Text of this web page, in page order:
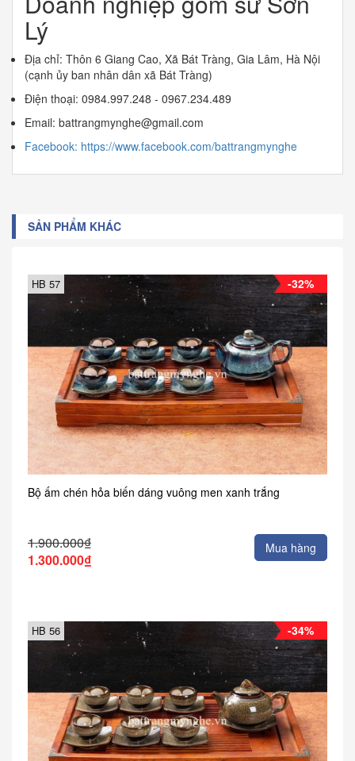
Lý
Địa chỉ: Thôn 6 Giang Cao, Xã Bát Tràng, Gia Lâm, Hà Nội
(cạnh ủy ban nhân dân xã Bát Tràng)
Điện thoại: 0984.997.248 - 0967.234.489
Email: battrangmynghe@gmail.com
Facebook: https://www.facebook.com/battrangmynghe
SẢN PHẨM KHÁC
-32%
HB 57
Bộ ấm chén hỏa biến dáng vuông men xanh trắng
1.900.000₫
1.300.000₫
Mua hàng
-34%
HB 56